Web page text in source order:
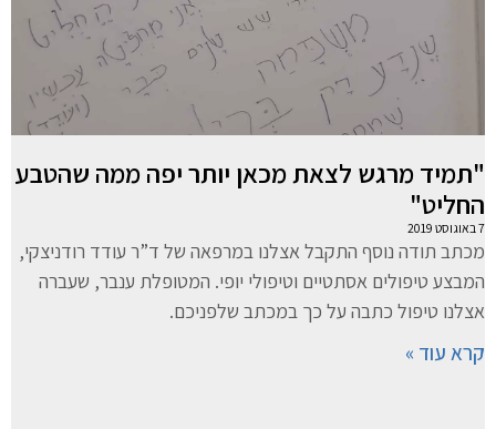
"תמיד מרגש לצאת מכאן יותר יפה ממה שהטבע
החליט"
7 באוגוסט 2019
מכתב תודה נוסף התקבל אצלנו במרפאה של ד”ר עודד רודניצקי,
המבצע טיפולים אסתטיים וטיפולי יופי. המטופלת ענבר, שעברה
אצלנו טיפול כתבה על כך במכתב שלפניכם.
קרא עוד »